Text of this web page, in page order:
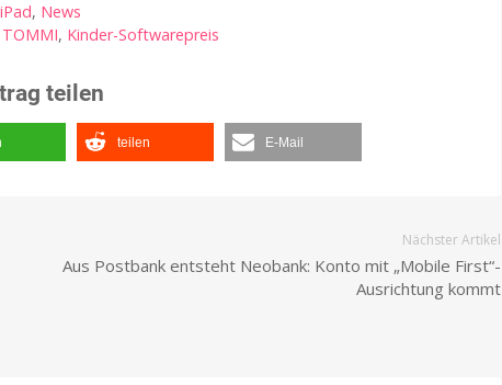
iPad, News
TOMMI, Kinder-Softwarepreis
teilen
teilen E-Mail
Nächster Artikel
Aus Postbank entsteht Neobank: Konto mit „Mobile First“-
Ausrichtung kommt